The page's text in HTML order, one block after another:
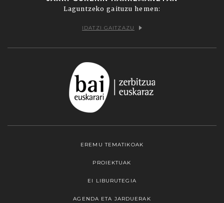
Laguntzeko gaituzu hemen:
IDATZI GAITZAZU
EREMU TEMATIKOAK
PROIEKTUAK
EI LIBURUTEGIA
AGENDA ETA JARDUERAK